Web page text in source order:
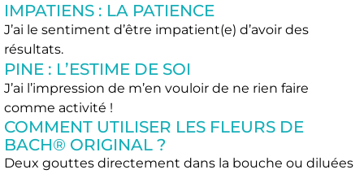
IMPATIENS : LA PATIENCE
J’ai le sentiment d’être impatient(e) d’avoir des
résultats.
PINE : L’ESTIME DE SOI
J’ai l’impression de m’en vouloir de ne rien faire
comme activité !
COMMENT UTILISER LES FLEURS DE
BACH® ORIGINAL ?
Deux gouttes directement dans la bouche ou diluées